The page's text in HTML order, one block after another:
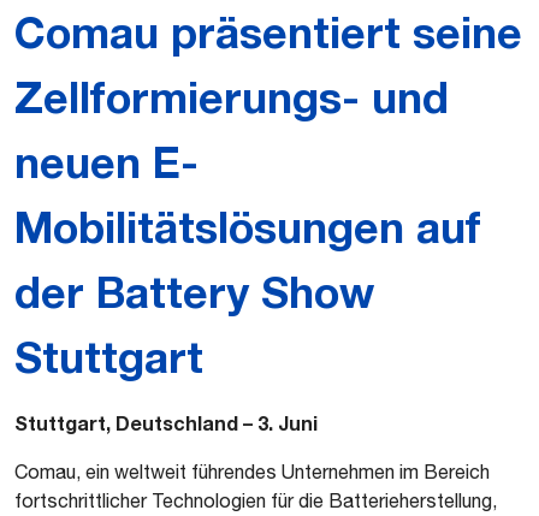
Comau präsentiert seine
Zellformierungs- und
neuen E-
Mobilitätslösungen auf
der Battery Show
Stuttgart
Stuttgart, Deutschland – 3. Juni
Comau, ein weltweit führendes Unternehmen im Bereich
fortschrittlicher Technologien für die Batterieherstellung,